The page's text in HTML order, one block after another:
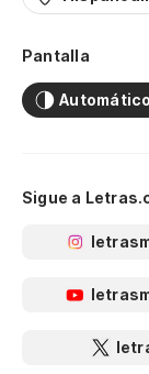
Pantalla
Automático
Sigue a